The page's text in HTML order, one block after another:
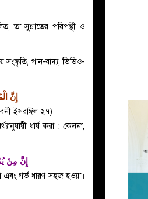
তা সুন্নাতের পরিপন্থী ও
গান-বাদ্য, ভিডিও-
ইসরাঈল ২৭)
ধার্য করা : কেননা,
إِنَّ مِنْ
এবং গর্ভ ধারণ সহজ হওয়া।